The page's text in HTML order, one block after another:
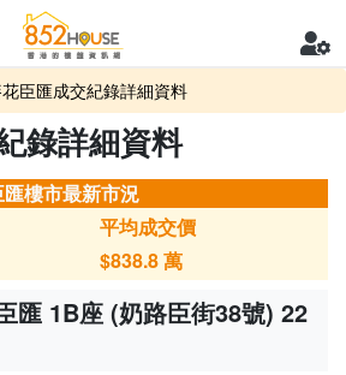
臣匯成交紀錄詳細資料
錄詳細資料
樓市最新市況
平均成交價
$838.8萬
匯 1B座 (奶路臣街38號) 22